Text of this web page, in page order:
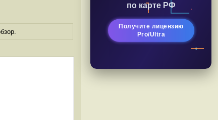
по карте РФ
Получите лицензию
Pro/Ultra